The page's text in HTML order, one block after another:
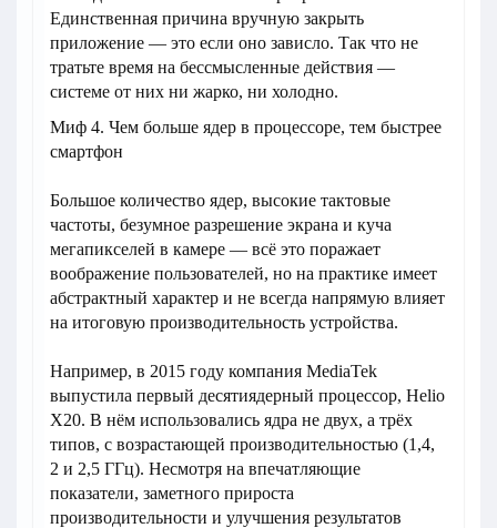
Единственная причина вручную закрыть
приложение — это если оно зависло. Так что не
тратьте время на бессмысленные действия —
системе от них ни жарко, ни холодно.
Миф 4. Чем больше ядер в процессоре, тем быстрее
смартфон
Большое количество ядер, высокие тактовые
частоты, безумное разрешение экрана и куча
мегапикселей в камере — всё это поражает
воображение пользователей, но на практике имеет
абстрактный характер и не всегда напрямую влияет
на итоговую производительность устройства.
Например, в 2015 году компания MediaTek
выпустила первый десятиядерный процессор, Helio
X20. В нём использовались ядра не двух, а трёх
типов, с возрастающей производительностью (1,4,
2 и 2,5 ГГц). Несмотря на впечатляющие
показатели, заметного прироста
производительности и улучшения результатов